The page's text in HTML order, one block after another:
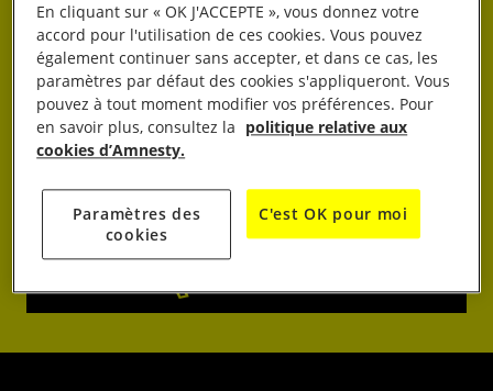
J’AGIS
JE DONNE
En cliquant sur « OK J'ACCEPTE », vous donnez votre
accord pour l'utilisation de ces cookies. Vous pouvez
également continuer sans accepter, et dans ce cas, les
paramètres par défaut des cookies s'appliqueront. Vous
pouvez à tout moment modifier vos préférences. Pour
en savoir plus, consultez la politique relative aux
cookies d’Amnesty.
Paramètres des
cookies
C'est OK pour moi